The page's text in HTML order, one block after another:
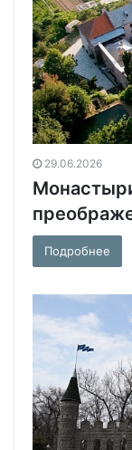
29.06.2026
Подробнее